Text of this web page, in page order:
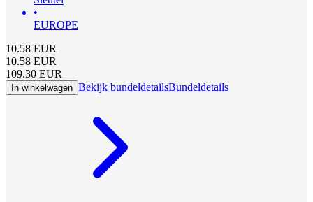
•
EUROPE
10.58 EUR
10.58 EUR
109.30 EUR
In winkelwagen Bekijk bundeldetailsBundeldetails